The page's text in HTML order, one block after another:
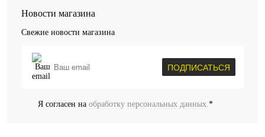
Новости магазина
Свежие новости магазина
ПОДПИСАТЬСЯ
Я согласен на обработку персональных данных. *